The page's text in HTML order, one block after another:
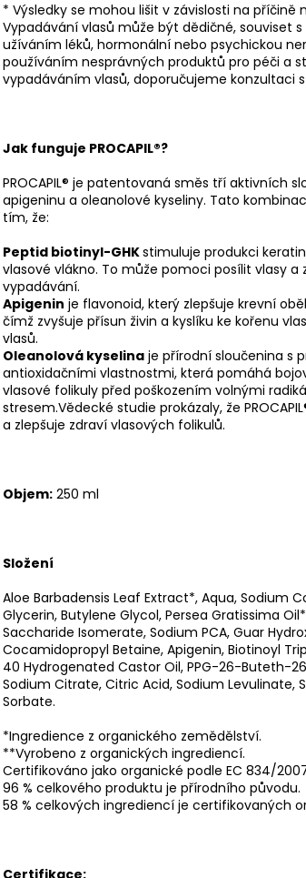
* Výsledky se mohou lišit v závislosti na příčině
Vypadávání vlasů může být dědičné, souviset
užíváním léků, hormonální nebo psychickou
používáním nesprávných produktů pro péči a
vypadáváním vlasů, doporučujeme konzultaci
Jak funguje PROCAPIL®?
PROCAPIL® je patentovaná směs tří aktivních
apigeninu a oleanolové kyseliny. Tato
tím, že:
Peptid biotinyl-GHKstimuluje produkci
vlasové vlákno. To může pomoci posílit vlasy
vypadávání.
Apigenin je flavonoid, který zlepšuje krevní
čímž zvyšuje přísun živin a kyslíku ke kořenu
vlasů.
Oleanolová kyselina je přírodní sloučenina s
antioxidačními vlastnostmi, která pomáhá
vlasové folikuly před poškozením volnými
stresem.Vědecké studie prokázaly, že
a zlepšuje zdraví vlasových folikulů.
Objem: 250 ml
Složení
Aloe Barbadensis Leaf Extract*, Aqua, Sodium
Glycerin, Butylene Glycol, Persea Gratissima
Saccharide Isomerate, Sodium PCA, Guar
Cocamidopropyl Betaine, Apigenin, Biotinoyl
40 Hydrogenated Castor Oil, PPG-26-Buteth-
Sodium Citrate, Citric Acid, Sodium Levulinate,
Sorbate.
*Ingredience z organického zemědělství.
**Vyrobeno z organických ingrediencí.
Certifikováno jako organické podle EC 834/
96 % celkového produktu je přírodního původu.
58 % celkových ingrediencí je certifikovaných